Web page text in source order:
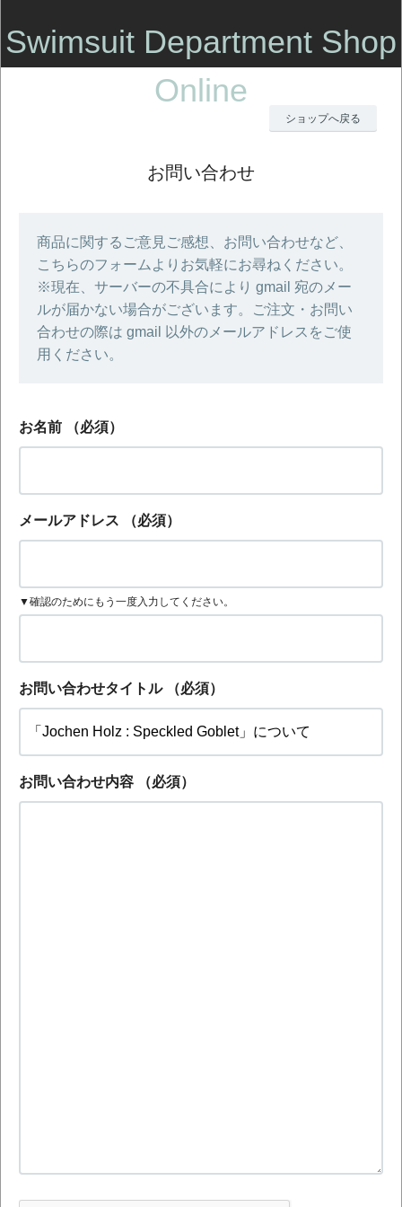
Swimsuit Department Shop
Online
ショップへ戻る
お問い合わせ
商品に関するご意見ご感想、お問い合わせなど、
こちらのフォームよりお気軽にお尋ねください。
※現在、サーバーの不具合により gmail 宛のメー
ルが届かない場合がございます。ご注文・お問い
合わせの際は gmail 以外のメールアドレスをご使
用ください。
お名前 （必須）
メールアドレス （必須）
▼確認のためにもう一度入力してください。
お問い合わせタイトル （必須）
お問い合わせ内容 （必須）